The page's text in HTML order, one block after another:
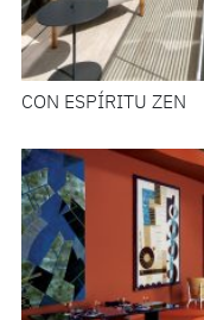
CON ESPÍRITU ZEN